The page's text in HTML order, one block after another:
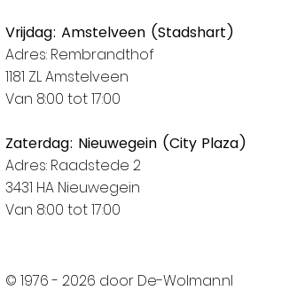
Vrijdag: Amstelveen (Stadshart)
Adres: Rembrandthof
1181 ZL Amstelveen
Van 8:00 tot 17:00
Zaterdag: Nieuwegein (City Plaza)
Adres: Raadstede 2
3431 HA Nieuwegein
Van 8:00 tot 17:00
© 1976 - 2026 door De-Wolman.nl